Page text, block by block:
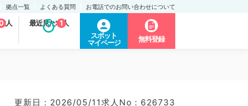
拠点一覧 よくある質問 お電話でのお問い合わせについて
人 最近見た求人
1
スポット
マイページ
無料登録
更新日 : 2026/05/11求人No : 626733